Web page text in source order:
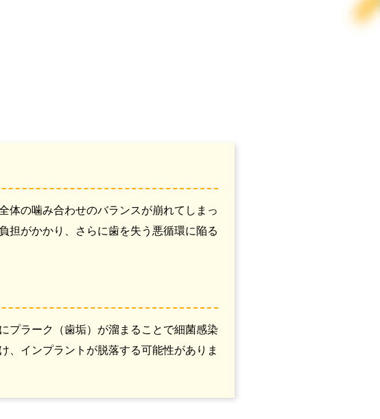
体の噛み合わせのバランスが崩れてしまっ
担がかかり、さらに歯を失う悪循環に陥る
プラーク（歯垢）が溜まることで細菌感染
、インプラントが脱落する可能性がありま